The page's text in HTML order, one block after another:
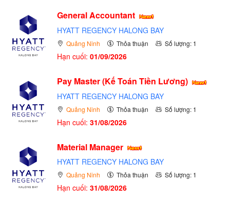
General Accountant
HYATT REGENCY HALONG BAY
Quảng Ninh Thỏa thuận Số lượng: 1
Hạn cuối: 01/09/2026
Pay Master (Kế Toán Tiền Lương)
HYATT REGENCY HALONG BAY
Quảng Ninh Thỏa thuận Số lượng: 1
Hạn cuối: 31/08/2026
Material Manager
HYATT REGENCY HALONG BAY
Quảng Ninh Thỏa thuận Số lượng: 1
Hạn cuối: 31/08/2026